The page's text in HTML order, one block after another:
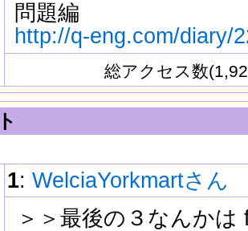
問題編
http://q-eng.com/diary/
総アクセス数
1: WelciaYorkmartさん
＞＞最後の３なんか